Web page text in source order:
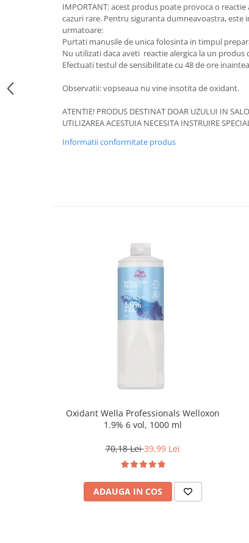
IMPORTANT: acest produs poate provoca o
cazuri rare. Pentru siguranta dumneavoastra,
urmatoare:
Purtati manusile de unica folosinta in timpul
Nu utilizati daca aveti reactie alergica la un produs
Efectuati testul de sensibilitate cu 48 de ore
Observatii: vopseaua nu vine insotita de oxidant.
ATENTIE! PRODUS DESTINAT DOAR UZULUI IN
UTILIZAREA ACESTUIA NECESITA INSTRUIRE
Informatii conformitate produs
Oxidant Wella Professionals Welloxon
1.9% 6 vol, 1000 ml
70,18 Lei39,99 Lei
ADAUGA IN COS